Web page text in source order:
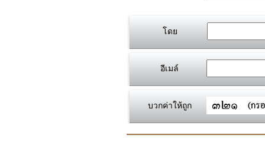
โดย
อีเมล์
บวกค่าให้ถูก